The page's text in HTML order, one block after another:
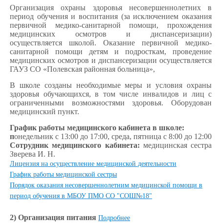
Организация охраны здоровья несовершеннолетних в
период обучения и воспитания (за исключением оказания
первичной медико-санитарной помощи, прохождения
медицинских осмотров и диспансеризации)
осуществляется школой. Оказание первичной медико-
санитарной помощи детям и подросткам, проведение
медицинских осмотров и диспансеризации осуществляется
ГАУЗ СО «Полевская районная больница»,
В школе созданы необходимые меры и условия охраны
здоровья обучающихся, в том числе инвалидов и лиц с
ограниченными возможностями здоровья. Оборудован
медицинский пункт.
График работы медицинского кабинета в школе:
понедельник с 13:00 до 17:00, среда, пятница с 8:00 до 12:00
Сотрудник медицинского кабинета: медицинская сестра
Зверева И. Н.
Лицензия на осуществление медицинской деятельности
График работы медицинской сестры
Порядок оказания несовершеннолетним медицинской помощи в
период обучения в МБОУ ПМО СО "СОШ№18"
2) Организация питания Подробнее